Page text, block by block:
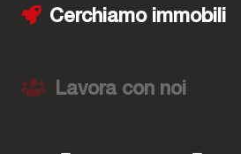
Cerchiamo immobili
Lavora con noi